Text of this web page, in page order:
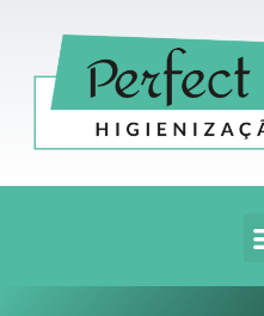
conteúdo